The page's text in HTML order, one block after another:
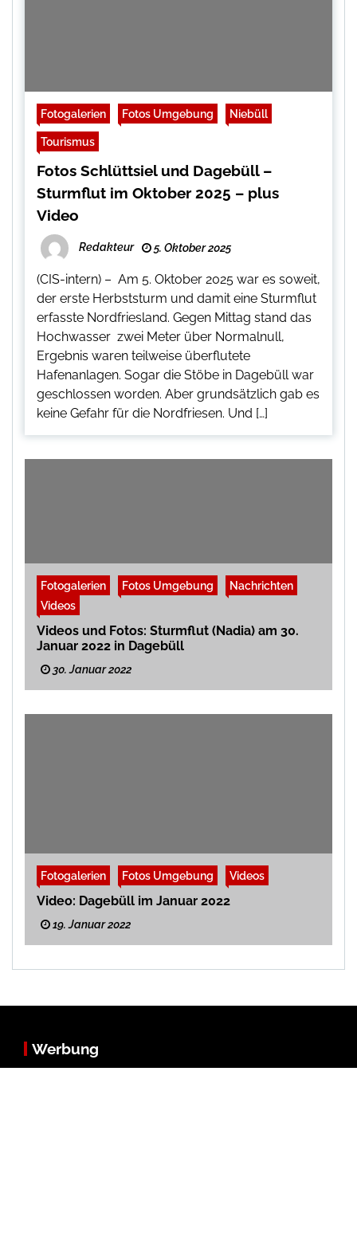
Fotogalerien Fotos Umgebung Niebüll
Tourismus
Fotos Schlüttsiel und Dagebüll –
Sturmflut im Oktober 2025 – plus
Video
Redakteur 5. Oktober 2025
(CIS-intern) – Am 5. Oktober 2025 war es soweit,
der erste Herbststurm und damit eine Sturmflut
erfasste Nordfriesland. Gegen Mittag stand das
Hochwasser zwei Meter über Normalnull,
Ergebnis waren teilweise überflutete
Hafenanlagen. Sogar die Stöbe in Dagebüll war
geschlossen worden. Aber grundsätzlich gab es
keine Gefahr für die Nordfriesen. Und […]
Fotogalerien Fotos Umgebung
Nachrichten
Videos
Videos und Fotos: Sturmflut (Nadia) am 30.
Januar 2022 in Dagebüll
30. Januar 2022
Fotogalerien Fotos Umgebung Videos
Video: Dagebüll im Januar 2022
19. Januar 2022
Werbung